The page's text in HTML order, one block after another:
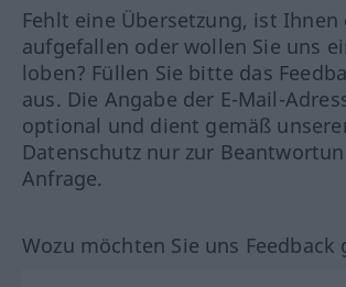
Fehlt eine Übersetzung, ist Ihnen
aufgefallen oder wollen Sie uns
loben? Füllen Sie bitte das
aus. Die Angabe der E-Mail-
optional und dient gemäß
Datenschutz nur zur
Anfrage.
Wozu möchten Sie uns Feedback